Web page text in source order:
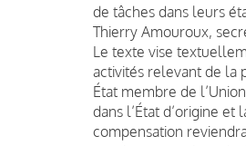
de tâches dans leurs
Thierry Amouroux,
Le texte vise
activités relevant de la
État membre de
dans l’État d’origine
compensation